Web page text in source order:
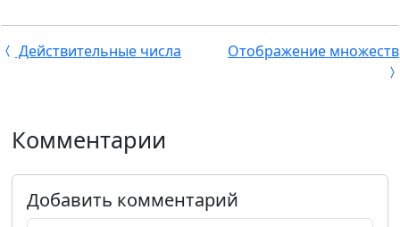
Действительные числа Отображение множеств
Комментарии
Добавить комментарий